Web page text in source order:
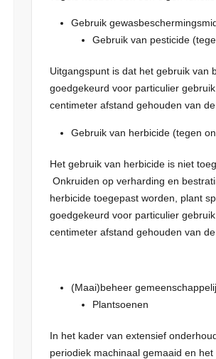
Gebruik
Gebruik van pesticide
Uitgangspunt is dat het gebruik van
goedgekeurd voor particulier
centimeter afstand gehouden van
Gebruik van herbicide (tegen
Het gebruik van herbicide is niet
Onkruiden op verharding en
herbicide toegepast worden, plant
goedgekeurd voor particulier
centimeter afstand gehouden van
(Maai)beheer
Plantsoenen
In het kader van extensief
periodiek machinaal gemaaid en